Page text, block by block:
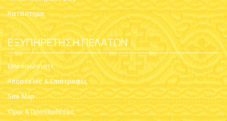
Κατάστημα
ΕΞΥΠΗΡΈΤΗΣΗ ΠΕΛΑΤΏΝ
Επικοινωνήστε
Αποστολές & Επιστροφές
Site Map
Όροι & Προϋποθέσεις